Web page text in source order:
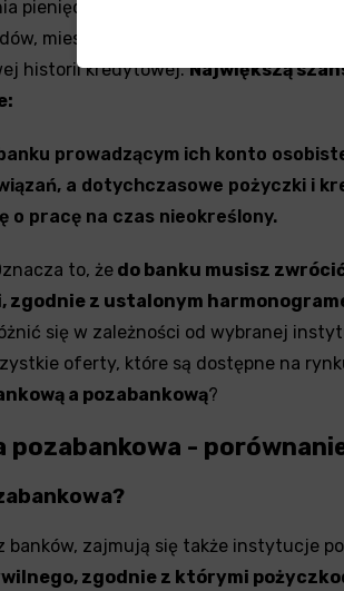
pieniędzy ma zdolność kredytowa
miesięcznych wydatków,
historii kredytowej.Największą
prowadzącym ich konto
a dotychczasowe pożyczki i
o pracę na czas nieokreślony.
to, że do banku musisz
zgodnie z ustalonym
się w zależności od wybranej
oferty, które są dostępne na
a pozabankową?
pozabankowa -
banków, zajmują się także instytucje
zgodnie z którymi